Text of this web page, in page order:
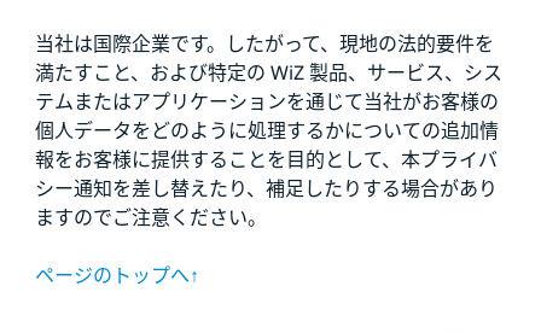
当社は国際企業です。したがって、現地の法的要件を
満たすこと、および特定の WiZ 製品、サービス、シス
テムまたはアプリケーションを通じて当社がお客様の
個人データをどのように処理するかについての追加情
報をお客様に提供することを目的として、本プライバ
シー通知を差し替えたり、補足したりする場合があり
ますのでご注意ください。
ページのトップへ↑